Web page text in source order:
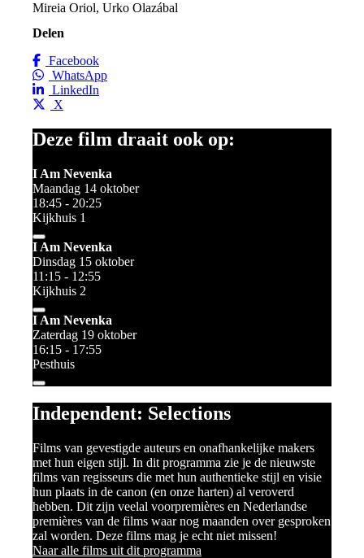
Mireia Oriol, Urko Olazábal
Delen
Facebook
WhatsApp
LinkedIn
X
Deze film draait ook op:
I Am Nevenka
Maandag 14 oktober
18:45 - 20:25
Kijkhuis 1
I Am Nevenka
Dinsdag 15 oktober
11:15 - 12:55
Kijkhuis 2
I Am Nevenka
Zaterdag 19 oktober
16:15 - 17:55
Pesthuis
Independent: Selections
Films van gevestigde auteurs en onafhankelijke makers
met hun eigen stijl. In dit programma zie je de nieuwste
films van regisseurs die met hun authentieke stijl en visie
hun plaats in de canon (en onze harten) al veroverd
hebben. Dit zijn veelal voorpremières en Nederlandse
premières van de films waar nog maanden over gesproken
zal worden. Deze films mag je echt niet missen!
Naar alle films uit dit programma